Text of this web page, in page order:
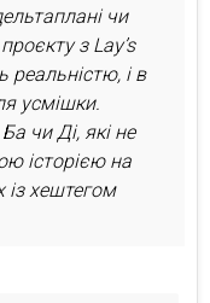
чи
з Lay’s
реальністю, і в
усмішки.
чи Ді, які не
історією на
із хештегом